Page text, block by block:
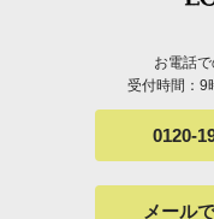
お電話
受付時間：9
0120-
メール